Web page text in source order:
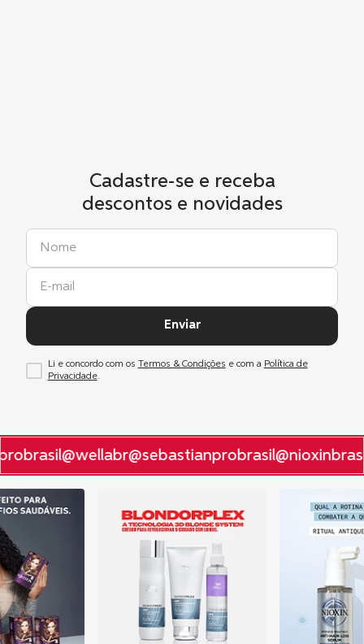
Cadastre-se e receba
descontos e novidades
Enviar
Li e concordo com os Termos & Condições e com a Política de
Privacidade.
@wellabr@sebastianprobrasil